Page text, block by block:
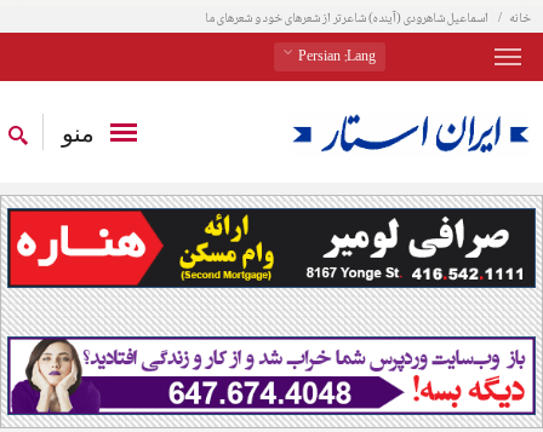
خانه اسماعیل شاهرودی (آینده) شاعرتر از شعرهای خود و شعرهای ما
Lang
: Persian
منو